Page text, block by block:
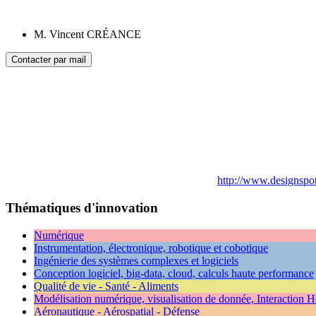
M. Vincent CRÉANCE
Contacter par mail
http://
Thématiques d'innovation
Numérique
Instrumentation, électronique, robotique et cobotique
Ingénierie des systèmes complexes et logiciels
Conception logiciel, big-data, cloud, calculs haute performance
Qualité de vie - Santé - Aliments
Modélisation numérique, visualisation de donnée, Interaction
Aéronautique - Aérospatial - Défense